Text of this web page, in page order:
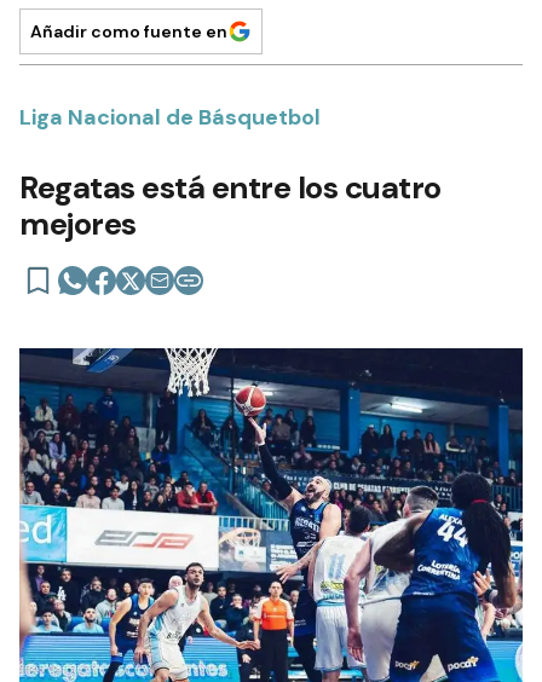
Añadir como fuente en
Liga Nacional de Básquetbol
Regatas está entre los cuatro
mejores